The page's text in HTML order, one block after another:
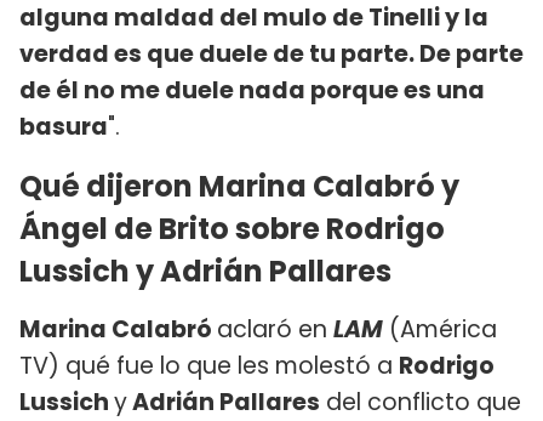
alguna maldad del mulo de Tinelli y la
verdad es que duele de tu parte. De parte
de él no me duele nada porque es una
basura".
Qué dijeron Marina Calabró y
Ángel de Brito sobre Rodrigo
Lussich y Adrián Pallares
Marina Calabró aclaró en LAM (América
TV) qué fue lo que les molestó a Rodrigo
LussichyAdrián Pallares del conflicto que